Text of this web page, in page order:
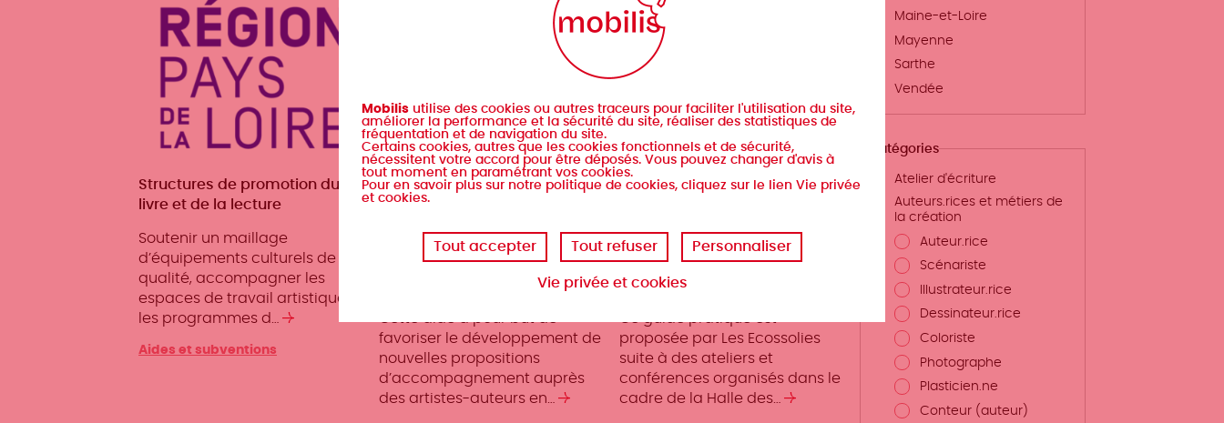
Maine-et-Loire
Mayenne
Sarthe
Vendée
Catégories
Atelier d'écriture
Auteurs.rices et métiers de
la création
Auteur.rice
Scénariste
Illustrateur.rice
Dessinateur.rice
Coloriste
Photographe
Plasticien.ne
Conteur (auteur)
Métiers
Structures de promotion du
livre et de la lecture
Soutenir un maillage
d’équipements culturels de
qualité, accompagner les
espaces de travail artistique et
les programmes d…
Aides et subventions
Métiers
Auteurs.rices et métiers de la
création
éditrices
Structures de promotion du
Cette aide a pour but de
favoriser le développement de
nouvelles propositions
d’accompagnement auprès
des artistes-auteurs en…
© Ecossolies
Métiers
Éditeurs.rices et structures
livre et de la lecture
Bibliothèques et centres de
documentation
Ce guide pratique est
proposée par Les Ecossolies
suite à des ateliers et
conférences organisés dans le
cadre de la Halle des…
Mobilis utilise des cookies ou autres traceurs pour faciliter l'utilisation du site,
améliorer la performance et la sécurité du site, réaliser des statistiques de
fréquentation et de navigation du site.
Certains cookies, autres que les cookies fonctionnels et de sécurité,
nécessitent votre accord pour être déposés. Vous pouvez changer d'avis à
tout moment en paramétrant vos cookies.
Pour en savoir plus sur notre politique de cookies, cliquez sur le lien Vie privée
et cookies.
Tout accepter Tout refuser Personnaliser
Vie privée et cookies